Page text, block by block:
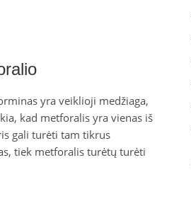
yra veiklioji medžiaga,
kad metforalis yra vienas iš
gali turėti tam tikrus
tiek metforalis turėtų turėti